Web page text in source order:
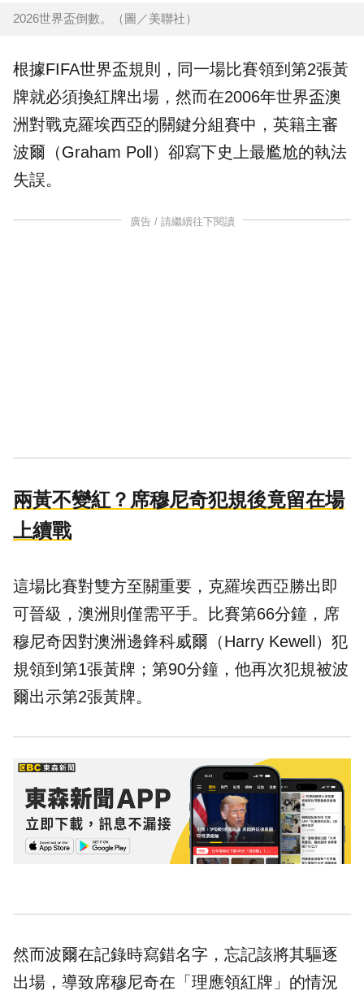
2026世界盃倒數。（圖／美聯社）
根據FIFA世界盃規則，同一場比賽領到第2張黃
牌就必須換紅牌出場，然而在2006年世界盃澳
洲對戰克羅埃西亞的關鍵分組賽中，英籍主審
波爾（Graham Poll）卻寫下史上最尷尬的執法
失誤。
廣告 / 請繼續往下閱讀
兩黃不變紅？席穆尼奇犯規後竟留在場
上續戰
這場比賽對雙方至關重要，克羅埃西亞勝出即
可晉級，澳洲則僅需平手。比賽第66分鐘，席
穆尼奇因對澳洲邊鋒科威爾（Harry Kewell）犯
規領到第1張黃牌；第90分鐘，他再次犯規被波
爾出示第2張黃牌。
然而波爾在記錄時寫錯名字，忘記該將其驅逐
出場，導致席穆尼奇在「理應領紅牌」的情況